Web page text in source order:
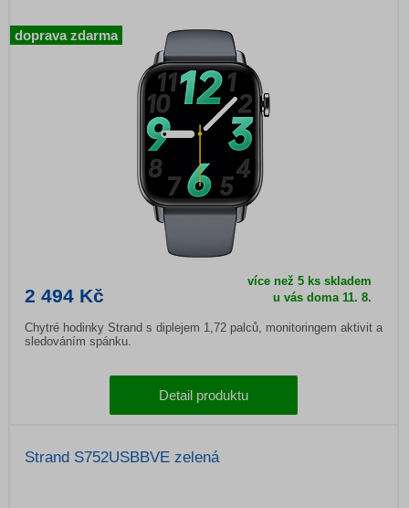
2 494 Kč
více než 5 ks skladem
u vás doma11. 8.
Chytré hodinky Strand s diplejem 1,72 palců, monitoringem aktivit a
sledováním spánku.
Detail produktu
doprava zdarma
Strand S752USBBVE zelená